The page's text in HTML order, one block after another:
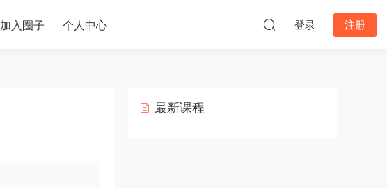
加入圈子 个人中心 登录 注册
最新课程